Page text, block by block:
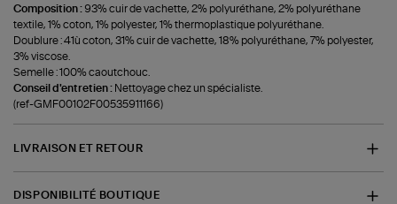
Composition : 93% cuir de vachette, 2% polyuréthane, 2% polyuréthane
textile, 1% coton, 1% polyester, 1% thermoplastique polyuréthane.
Doublure : 41ù coton, 31% cuir de vachette, 18% polyuréthane, 7% polyester,
3% viscose.
Semelle : 100% caoutchouc.
Conseil d'entretien : Nettoyage chez un spécialiste.
(ref-GMF00102F00535911166)
LIVRAISON ET RETOUR
DISPONIBILITÉ BOUTIQUE